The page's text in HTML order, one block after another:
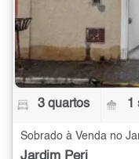
3 quartos 1
Sobrado à Venda no
Jardim Peri